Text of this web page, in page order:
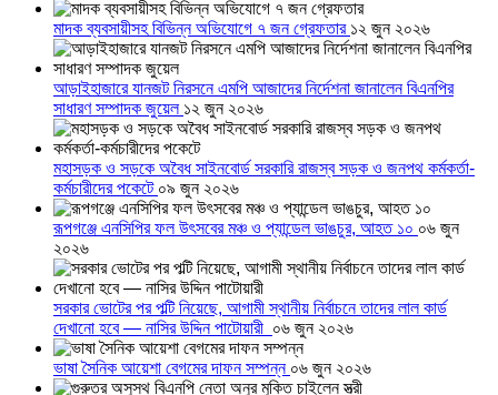
মাদক ব্যবসায়ীসহ বিভিন্ন অভিযোগে ৭ জন গ্রেফতার ১২ জুন ২০২৬
আড়াইহাজারে যানজট নিরসনে এমপি আজাদের নির্দেশনা জানালেন বিএনপির
সাধারণ সম্পাদক জুয়েল ১২ জুন ২০২৬
মহাসড়ক ও সড়কে অবৈধ সাইনবোর্ড সরকারি রাজস্ব সড়ক ও জনপথ কর্মকর্তা-
কর্মচারীদের পকেটে ০৯ জুন ২০২৬
রূপগঞ্জে এনসিপির ফল উৎসবের মঞ্চ ও প্যান্ডেল ভাঙচুর, আহত ১০ ০৬ জুন
২০২৬
সরকার ভোটের পর পল্টি নিয়েছে, আগামী স্থানীয় নির্বাচনে তাদের লাল কার্ড
দেখানো হবে — নাসির উদ্দিন পাটোয়ারী ০৬ জুন ২০২৬
ভাষা সৈনিক আয়েশা বেগমের দাফন সম্পন্ন ০৬ জুন ২০২৬